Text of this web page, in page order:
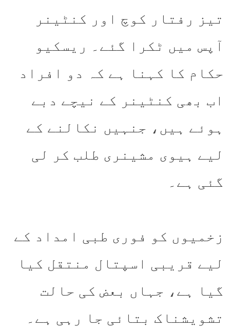
تیز رفتار کوچ اور کنٹینر
آپس میں ٹکرا گئے۔ ریسکیو
حکام کا کہنا ہے کہ دو افراد
اب بھی کنٹینر کے نیچے دبے
ہوئے ہیں، جنہیں نکالنے کے
لیے ہیوی مشینری طلب کر لی
گئی ہے۔
زخمیوں کو فوری طبی امداد کے
لیے قریبی اسپتال منتقل کیا
گیا ہے، جہاں بعض کی حالت
تشویشناک بتائی جا رہی ہے۔